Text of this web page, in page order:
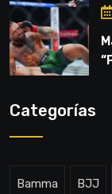
Categorías
Bamma BJJ